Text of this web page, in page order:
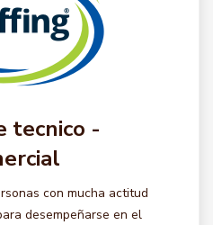
tecnico -
con mucha actitud
desempeñarse en el